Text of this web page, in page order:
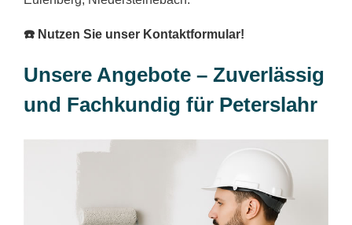
☎️ Nutzen Sie unser Kontaktformular!
Unsere Angebote – Zuverlässig
und Fachkundig für Peterslahr